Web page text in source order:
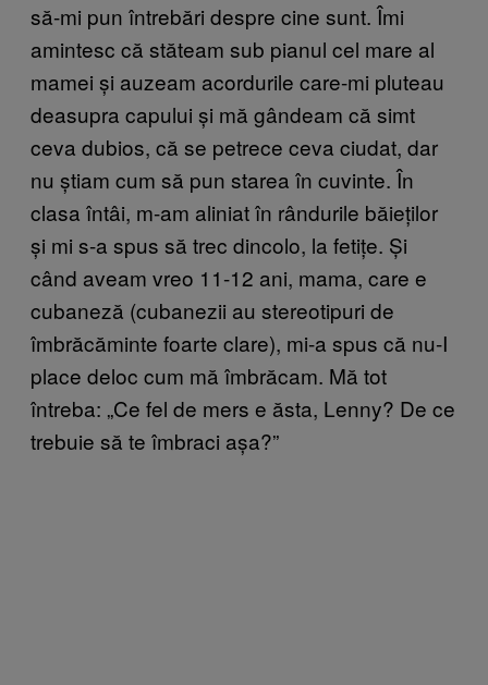
să-mi pun întrebări despre cine sunt. Îmi
amintesc că stăteam sub pianul cel mare al
mamei și auzeam acordurile care-mi pluteau
deasupra capului și mă gândeam că simt
ceva dubios, că se petrece ceva ciudat, dar
nu știam cum să pun starea în cuvinte. În
clasa întâi, m-am aliniat în rândurile băieților
și mi s-a spus să trec dincolo, la fetițe. Și
când aveam vreo 11-12 ani, mama, care e
cubaneză (cubanezii au stereotipuri de
îmbrăcăminte foarte clare), mi-a spus că nu-I
place deloc cum mă îmbrăcam. Mă tot
întreba: „Ce fel de mers e ăsta, Lenny? De ce
trebuie să te îmbraci așa?”